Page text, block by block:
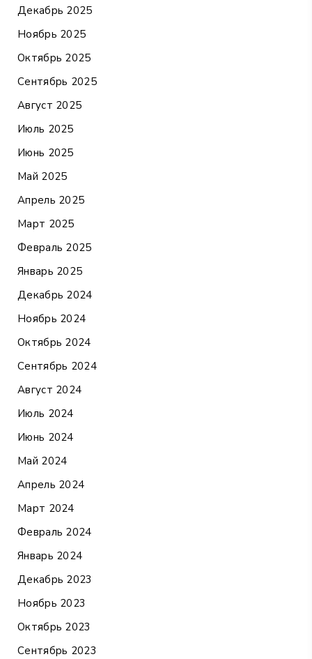
Декабрь 2025
Ноябрь 2025
Октябрь 2025
Сентябрь 2025
Август 2025
Июль 2025
Июнь 2025
Май 2025
Апрель 2025
Март 2025
Февраль 2025
Январь 2025
Декабрь 2024
Ноябрь 2024
Октябрь 2024
Сентябрь 2024
Август 2024
Июль 2024
Июнь 2024
Май 2024
Апрель 2024
Март 2024
Февраль 2024
Январь 2024
Декабрь 2023
Ноябрь 2023
Октябрь 2023
Сентябрь 2023